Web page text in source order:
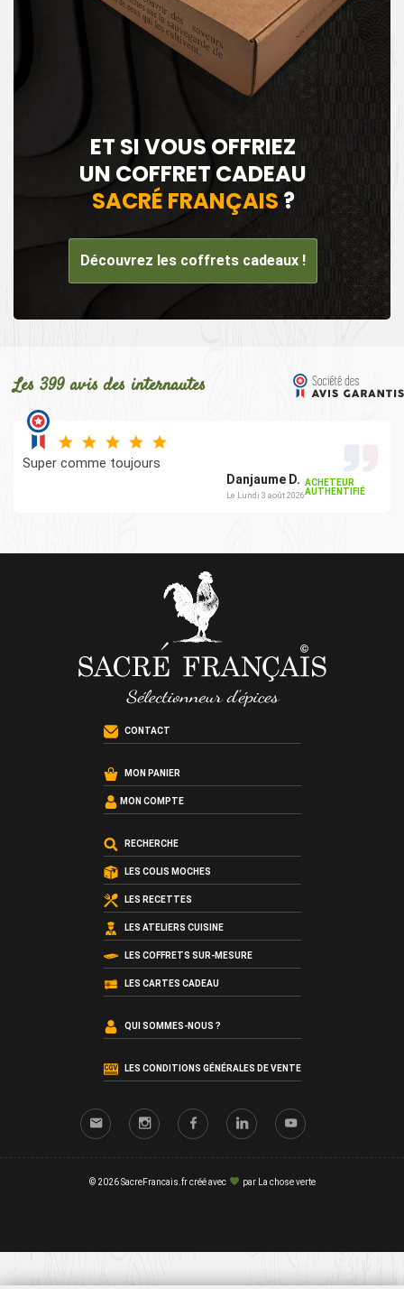
ET SI VOUS OFFRIEZ
UN COFFRET CADEAU
SACRÉ FRANÇAIS ?
Découvrez les coffrets cadeaux !
Les 399 avis des internautes
Super comme toujours
Danjaume D.
Le Lundi 3 août 2026
ACHETEUR
AUTHENTIFIÉ
CONTACT
MON PANIER
MON COMPTE
RECHERCHE
LES COLIS MOCHES
LES RECETTES
LES ATELIERS CUISINE
LES COFFRETS SUR-MESURE
LES CARTES CADEAU
QUI SOMMES-NOUS ?
LES CONDITIONS GÉNÉRALES DE VENTE
© 2026 SacreFrancais.fr créé avec par La chose verte